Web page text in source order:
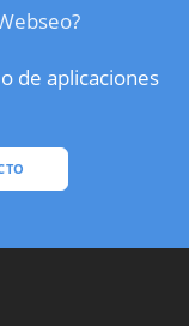
de aplicaciones